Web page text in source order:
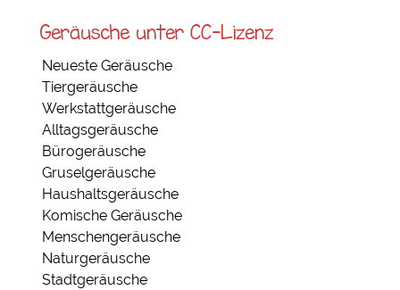
Geräusche unter CC-Lizenz
Neueste Geräusche
Tiergeräusche
Werkstattgeräusche
Alltagsgeräusche
Bürogeräusche
Gruselgeräusche
Haushaltsgeräusche
Komische Geräusche
Menschengeräusche
Naturgeräusche
Stadtgeräusche